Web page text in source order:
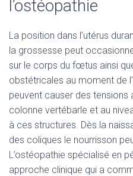
l’ostéopathie
La position dans l’utérus
la grossesse peut
sur le corps du fœtus ainsi
obstétricales au moment de
peuvent causer des tensions
colonne vertébarle et au
à ces structures. Dès la
des coliques le nourrisson
L’ostéopathie spécialisé en
approche clinique qui a